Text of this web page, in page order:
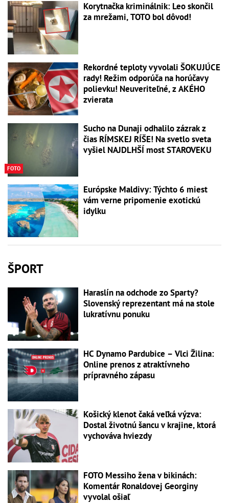
Korytnačka kriminálnik: Leo skončil
za mrežami, TOTO bol dôvod!
Rekordné teploty vyvolali ŠOKUJÚCE
rady! Režim odporúča na horúčavy
polievku! Neuveriteľné, z AKÉHO
zvierata
FOTO
Sucho na Dunaji odhalilo zázrak z
čias RÍMSKEJ RÍŠE! Na svetlo sveta
vyšiel NAJDLHŠÍ most STAROVEKU
Európske Maldivy: Týchto 6 miest
vám verne pripomenie exotickú
idylku
ŠPORT
Haraslín na odchode zo Sparty?
Slovenský reprezentant má na stole
lukratívnu ponuku
HC Dynamo Pardubice – Vlci Žilina:
Online prenos z atraktívneho
prípravného zápasu
Košický klenot čaká veľká výzva:
Dostal životnú šancu v krajine, ktorá
vychováva hviezdy
FOTO Messiho žena v bikinách:
Komentár Ronaldovej Georginy
vyvolal ošiaľ